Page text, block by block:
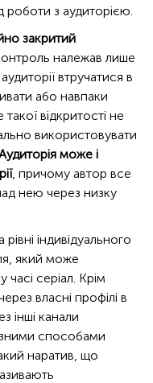
роботи з аудиторією.
закритий
належав лише
втручатися в
або навпаки
відкритості не
використовувати
може і
, причому автор все
нею через низку
індивідуального
який може
часі серіал. Крім
власні профілі в
інші канали
способами
наратив, що